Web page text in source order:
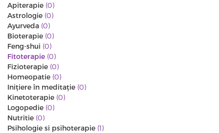
Apiterapie (0)
Astrologie (0)
Ayurveda (0)
Bioterapie (0)
Feng-shui (0)
Fitoterapie (0)
Fizioterapie (0)
Homeopatie (0)
Iniţiere în meditaţie (0)
Kinetoterapie (0)
Logopedie (0)
Nutritie (0)
Psihologie si psihoterapie (1)